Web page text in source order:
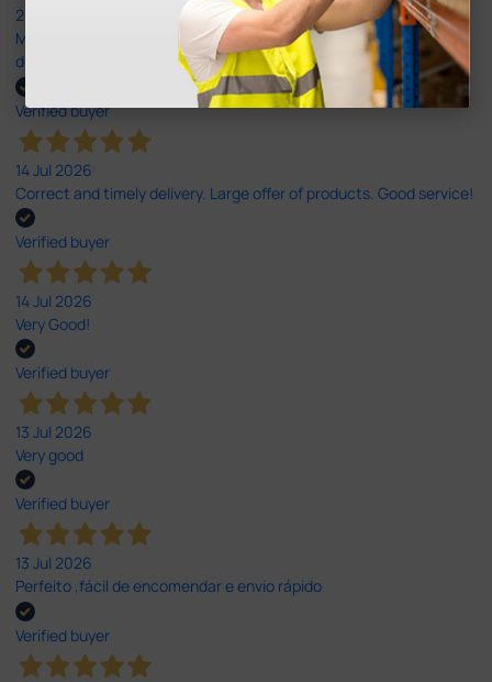
20 Jul 2026
Minha experiência foi super positiva. Bom atendimento e recebi
dentro do prazo. Obrigada.
Verified buyer
14 Jul 2026
Correct and timely delivery. Large offer of products. Good service!
Verified buyer
14 Jul 2026
Very Good!
Verified buyer
13 Jul 2026
Very good
Verified buyer
13 Jul 2026
Perfeito ,fácil de encomendar e envio rápido
Verified buyer